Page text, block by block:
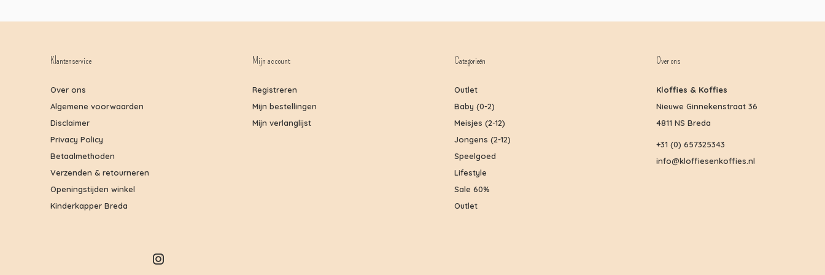
Klantenservice
Over ons
Algemene voorwaarden
Disclaimer
Privacy Policy
Betaalmethoden
Verzenden & retourneren
Openingstijden winkel
Kinderkapper Breda
Mijn account
Registreren
Mijn bestellingen
Mijn verlanglijst
Categorieën
Outlet
Baby (0-2)
Meisjes (2-12)
Jongens (2-12)
Speelgoed
Lifestyle
Sale 60%
Outlet
Over ons
Kloffies & Koffies
Nieuwe Ginnekenstraat 36
4811 NS Breda
+31 (0) 657325343
info@kloffiesenkoffies.nl